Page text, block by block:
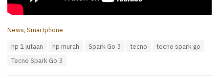
C
News, Smartphone
hp 1 jutaan hp murah Spark Go 3 tecno
tecno spark go
Tecno Spark Go 3